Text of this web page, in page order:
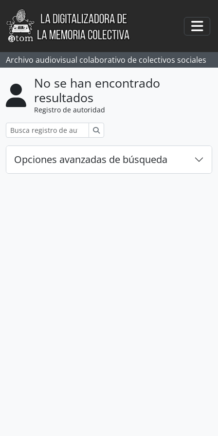
Skip to main content
Archivo audiovisual colaborativo de colectivos sociales
No se han encontrado
resultados
Registro de autoridad
Opciones avanzadas de búsqueda